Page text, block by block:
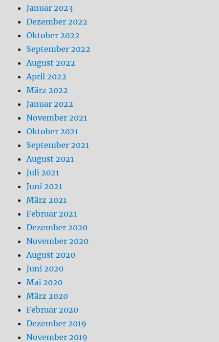
Januar 2023
Dezember 2022
Oktober 2022
September 2022
August 2022
April 2022
März 2022
Januar 2022
November 2021
Oktober 2021
September 2021
August 2021
Juli 2021
Juni 2021
März 2021
Februar 2021
Dezember 2020
November 2020
August 2020
Juni 2020
Mai 2020
März 2020
Februar 2020
Dezember 2019
November 2019